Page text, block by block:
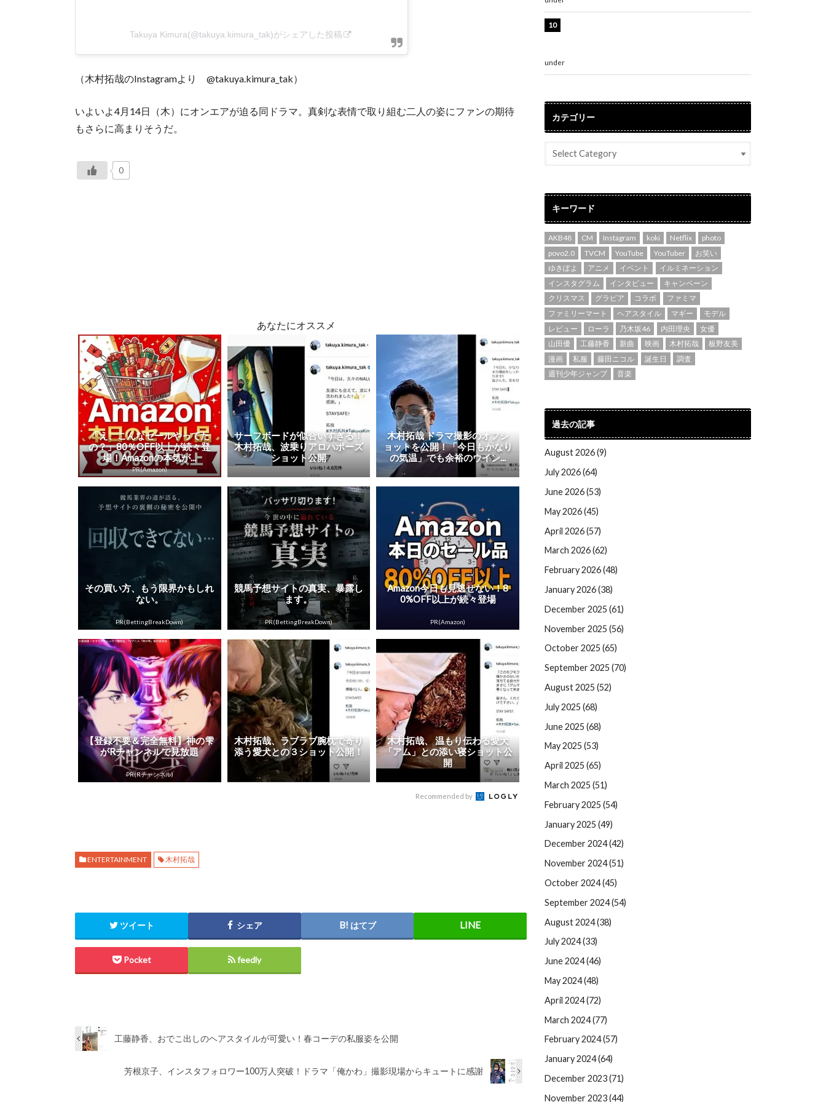
Takuya Kimura(@takuya.kimura_tak)がシェアした投稿
（木村拓哉のInstagramより @takuya.kimura_tak）
いよいよ4月14日（木）にオンエアが迫る同ドラマ。真剣な表情で取り組む二人の姿にファンの期待
もさらに高まりそうだ。
0
あなたにオススメ
「え、こんなセールやってた
の？」80％OFF以上が続々登
場！Amazonの本気が...
PR(Amazon)
サーフボードが似合いすぎる！
木村拓哉、波乗りアロハポーズ
ショット公開
木村拓哉 ドラマ撮影のオフシ
ョットを公開！「今日もかなり
の気温」でも余裕のウイン...
その買い方、もう限界かもしれ
ない。
PR(BettingBreakDown)
競馬予想サイトの真実、暴露し
ます。
PR(BettingBreakDown)
Amazon今日も見逃せない！8
0%OFF以上が続々登場
PR(Amazon)
【登録不要＆完全無料】神の雫
がRチャンネルで見放題
PR(Rチャンネル)
木村拓哉、ラブラブ腕枕で寄り
添う愛犬との３ショット公開！
木村拓哉、 温もり伝わる愛犬
「アム」との添い寝ショット公
開
Recommended by
ENTERTAINMENT 木村拓哉
ツイート シェア はてブ
Pocket feedly
工藤静香、おでこ出しのヘアスタイルが可愛い！春コーデの私服姿を公開
芳根京子、インスタフォロワー100万人突破！ドラマ「俺かわ」撮影現場からキュートに感謝
under
カテゴリー
キーワード
AKB48 CM Instagram koki Netflix
photo
povo2.0
TVCM YouTube YouTuber
お笑い
ゆきぽよ
アニメ イベント
イルミネーション
インスタグラム
インタビュー
キャンペーン
クリスマス
グラビア コラボ
ファミマ
ファミリーマート
ヘアスタイル マギー
モデル
レビュー
ローラ 乃木坂46 内田理央
女優
山田優
工藤静香 新曲 映画 木村拓哉
板野友美
漫画
私服 藤田ニコル 誕生日
調査
週刊少年ジャンプ
音楽
過去の記事
August 2026 (9)
July 2026 (64)
June 2026 (53)
May 2026 (45)
April 2026 (57)
March 2026 (62)
February 2026 (48)
January 2026 (38)
December 2025 (61)
November 2025 (56)
October 2025 (65)
September 2025 (70)
August 2025 (52)
July 2025 (68)
June 2025 (68)
May 2025 (53)
April 2025 (65)
March 2025 (51)
February 2025 (54)
January 2025 (49)
December 2024 (42)
November 2024 (51)
October 2024 (45)
September 2024 (54)
August 2024 (38)
July 2024 (33)
June 2024 (46)
May 2024 (48)
April 2024 (72)
March 2024 (77)
February 2024 (57)
January 2024 (64)
December 2023 (71)
November 2023 (44)